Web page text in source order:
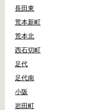
長田東
荒本新町
荒本北
西石切町
足代
足代南
小阪
岩田町